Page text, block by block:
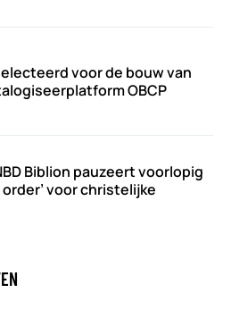
voor de bouw van
OBCP
Biblion pauzeert voorlopig
order’ voor christelijke